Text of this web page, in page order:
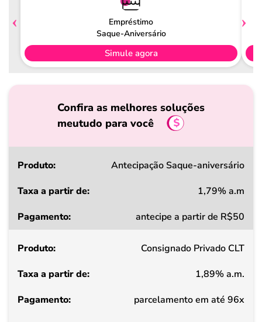
Empréstimo
Saque-Aniversário
Simule agora
Confira as melhores soluções
meutudo para você
Produto
a
de
Pagamento
Antecipação Saque-aniversário
1,79% a.m
antecipe a partir de R$50
Consignado Privado CLT
1,89% a.m.
parcelamento em até 96x